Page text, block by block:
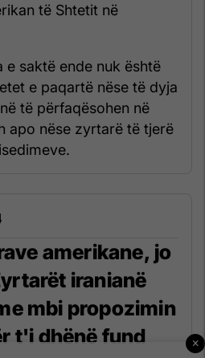
të Shtetit në
e saktë ende nuk është
e paqartë nëse të dyja
të përfaqësohen në
apo nëse zyrtarë të tjerë
amerikane, jo
iranianë
mbi propozimin
t'i dhënë fund
×